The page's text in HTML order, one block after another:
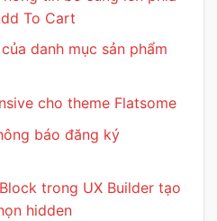
To Cart
danh mục sản phẩm
cho theme Flatsome
báo đăng ký
trong UX Builder tạo
hidden